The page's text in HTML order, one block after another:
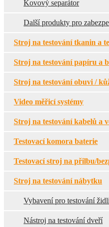
Kovový separátor
Další produkty pro
Stroj na testování tkanin a
Stroj na testování papíru a
Stroj na testování obuvi /
Video měřicí systémy
Stroj na testování kabelů a
Testovací komora baterie
Testovací stroj na přilbu/
Stroj na testování nábytku
Vybavení pro testování
Nástroj na testování dveří